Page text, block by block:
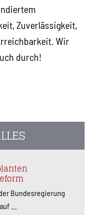
Zuverlässigkeit,
Wir
durch!
Bundesregierung
...